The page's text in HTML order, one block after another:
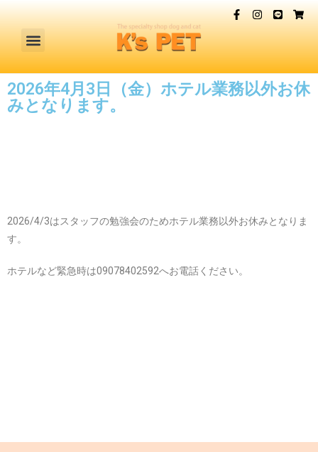
2026年4月3日（金）ホテル業務以外お休
みとなります。
2026/4/3はスタッフの勉強会のためホテル業務以外お休みとなりま
す。
ホテルなど緊急時は09078402592へお電話ください。